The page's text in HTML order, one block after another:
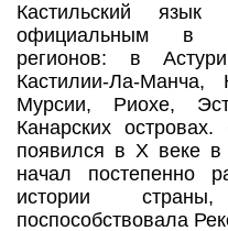
Кастильский язык
официальным в
регионов: в
Кастилии-Ла-Манча,
Мурсии, Риохе,
Канарских
появился в X веке в
начал постепенно
истории
поспособствовала